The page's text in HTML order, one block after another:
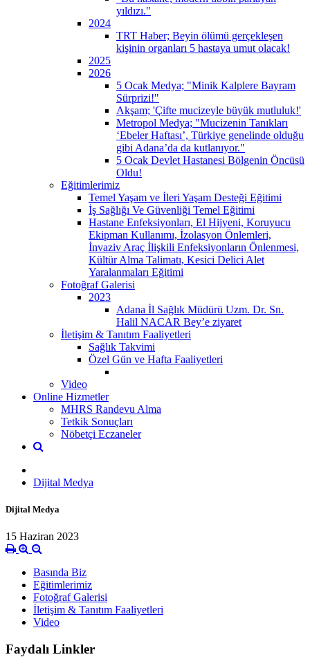
yıldızı."
2024
TRT Haber; Beyin ölümü gerçekleşen
kişinin organları 5 hastaya umut olacak!
2025
2026
5 Ocak Medya; "Minik Kalplere Bayram
Sürprizi!"
Akşam; 'Çifte mucizeyle büyük mutluluk!'
Metropol Medya; "Mucizenin Tanıkları
‘Ebeler Haftası’, Türkiye genelinde olduğu
gibi Adana’da da kutlanıyor."
5 Ocak Devlet Hastanesi Bölgenin Öncüsü
Oldu!
Eğitimlerimiz
Temel Yaşam ve İleri Yaşam Desteği Eğitimi
İş Sağlığı Ve Güvenliği Temel Eğitimi
Hastane Enfeksiyonları, El Hijyeni, Koruyucu
Ekipman Kullanımı, İzolasyon Önlemleri,
İnvaziv Araç İlişkili Enfeksiyonların Önlenmesi,
Kültür Alma Talimatı, Kesici Delici Alet
Yaralanmaları Eğitimi
Fotoğraf Galerisi
2023
Adana İl Sağlık Müdürü Uzm. Dr. Sn.
Halil NACAR Bey’e ziyaret
İletişim & Tanıtım Faaliyetleri
Sağlık Takvimi
Özel Gün ve Hafta Faaliyetleri
Video
Online Hizmetler
MHRS Randevu Alma
Tetkik Sonuçları
Nöbetçi Eczaneler
Dijital Medya
Dijital Medya
15 Haziran 2023
Basında Biz
Eğitimlerimiz
Fotoğraf Galerisi
İletişim & Tanıtım Faaliyetleri
Video
Faydalı Linkler